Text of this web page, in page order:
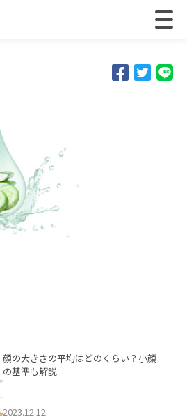
顔の大きさの平均はどのくらい？小顔
の基準も解説
2023.12.12